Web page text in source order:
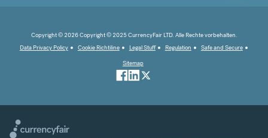
Copyright © 2026 Copyright © 2025 CurrencyFair LTD. Alle Rechte vorbehalten.
Data Privacy Policy
Cookie Richtiline Legal Stuff Regulation
Safe and Secure
Sitemap